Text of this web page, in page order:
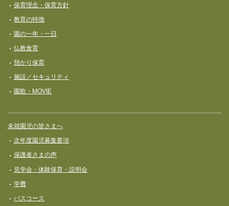
ー
シ
ョ
ン
保育理念・保育⽅針
教育の特徴
園の一年・一日
仏教食育
預かり保育
施設／セキュリティ
園歌・MOVIE
未就園児の皆さまへ
次年度園児募集要項
保護者さまの声
見学会・体験保育・説明会
学費
バスコース